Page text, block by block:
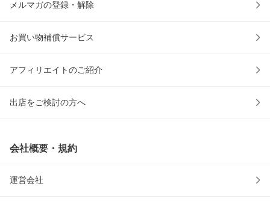
メルマガの登録・解除
お買い物補償サービス
アフィリエイトのご紹介
出店をご検討の方へ
会社概要・規約
運営会社